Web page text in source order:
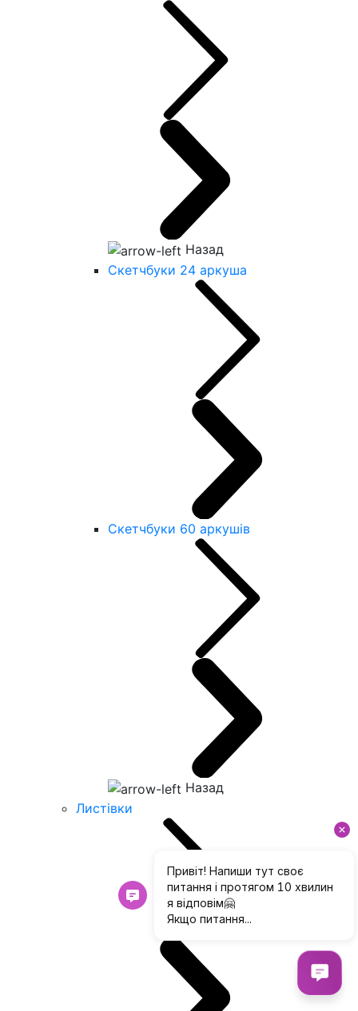
Назад
Скетчбуки 24 аркуша
Скетчбуки 60 аркушів
Назад
Листівки